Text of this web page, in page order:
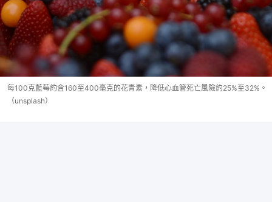
每100克藍莓約含160至400毫克的花青素，降低心血管死亡風險約25%至32%。
（unsplash）